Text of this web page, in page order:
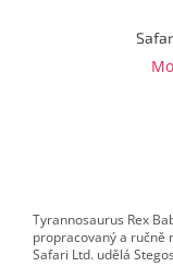
Tyrannosaurus Rex
propracovaný a ručně
Safari Ltd. udělá